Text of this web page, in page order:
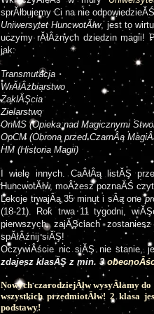
sprĂłbujemy Ci na nie
Uniwersytet HuncwotĂłw, jest to
uczymy rĂłÂżnych dziedzin magii!
jak:
Transmutacja
WrĂłÂżbiarstwo
ZaklĂŞcia
Zielarstwo
OnMS (Opieka nad Magicznymi
OpCM (Obrona przed CzarnÂą
HM (Historia Magii)
I wiele innych. CaÂłÂą listĂŞ
HuncwotĂłw, moÂżesz poznaĂŚ
Lekcje trwajÂą 35 minut i sÂą one
(18-21). Rok trwa 11 tygodni,
pierwszych zajĂŞciach
spĂłÂźnij siĂŞ!
OczywiÂście nic siĂŞ nie stanie,
zdajesz klasĂŞ z min. 3
Nowych czarodziejĂłw wysyÂłamy
wszystkich przedmiotĂłw! 2 klasa
podstawy!